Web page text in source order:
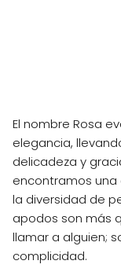
El nombre Rosa
elegancia,
delicadeza y
encontramos
la diversidad de
apodos son más
llamar a alguien;
complicidad.